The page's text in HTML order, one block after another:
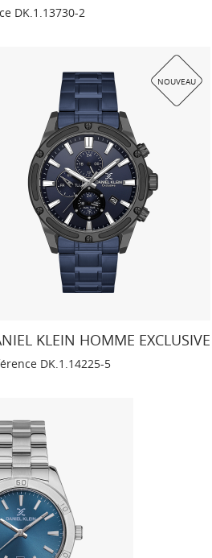
DK.1.13730-2
NOUVEAU
KLEIN HOMME EXCLUSIVE
DK.1.14225-5